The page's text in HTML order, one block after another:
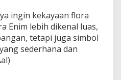
ingin kekayaan flora
Enim lebih dikenal luas,
tetapi juga simbol
sederhana dan